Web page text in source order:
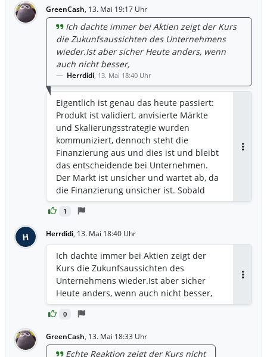
GreenCash, 13. Mai 19:17 Uhr
1
Ich dachte immer bei Aktien zeigt der Kurs
die Zukunfsaussichten des Unternehmens
wieder.Ist aber sicher Heute anders, wenn
auch nicht besser,
Herrdidi, 13. Mai 18:40 Uhr
Eigentlich ist genau das heute passiert:
Produkt ist validiert, anvisierte Märkte
und Skalierungsstrategie wurden
kommuniziert, dennoch steht die
Finanzierung aus und dies ist und bleibt
das entscheidende bei Unternehmen.
Der Markt ist unsicher und wartet ab, da
die Finanzierung unsicher ist. Sobald
diese hier vernünftig geklärt ist, sollte
der Kurs schnell nach oben klettern.
H Herrdidi, 13. Mai 18:40 Uhr
0
Ich dachte immer bei Aktien zeigt der
Kurs die Zukunfsaussichten des
Unternehmens wieder.Ist aber sicher
Heute anders, wenn auch nicht besser,
GreenCash, 13. Mai 18:33 Uhr
Echte Reaktion zeigt der Kurs nicht